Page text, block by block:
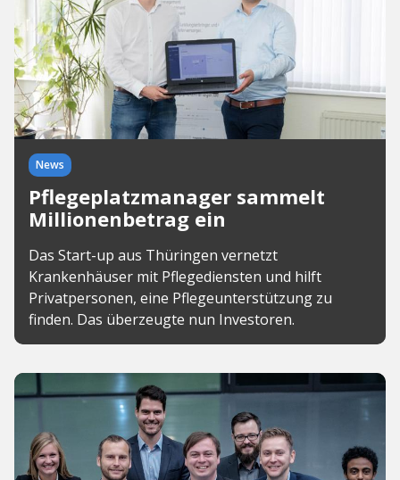
News
Pflegeplatzmanager sammelt
Millionenbetrag ein
Das Start-up aus Thüringen vernetzt
Krankenhäuser mit Pflegediensten und hilft
Privatpersonen, eine Pflegeunterstützung zu
finden. Das überzeugte nun Investoren.